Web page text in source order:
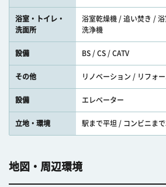
浴室・トイレ・
洗面所
浴室乾燥機 / 追い焚き /
洗浄機
設備 BS / CS / CATV
その他 リノベーション / リフォ
設備 エレベーター
立地・環境 駅まで平坦 / コンビニま
地図・周辺環境